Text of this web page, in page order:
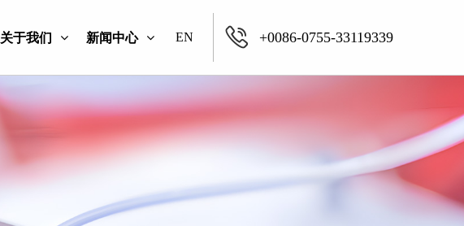
关于我们 新闻中心 EN +0086-0755-33119339